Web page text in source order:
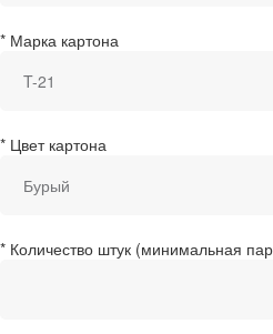
* Марка картона
* Цвет картона
* Количество штук (минимальная